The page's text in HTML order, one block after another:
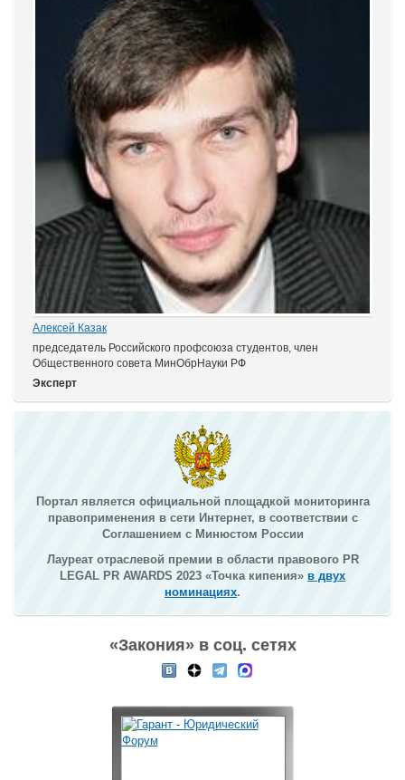
Алексей Казак
председатель Российского профсоюза студентов, член
Общественного совета МинОбрНауки РФ
Эксперт
Портал является официальной площадкой мониторинга
правоприменения в сети Интернет, в соответствии с
Соглашением с Минюстом России
Лауреат отраслевой премии в области правового PR
LEGAL PR AWARDS 2023 «Точка кипения» в двух
номинациях.
«Закония» в соц. сетях